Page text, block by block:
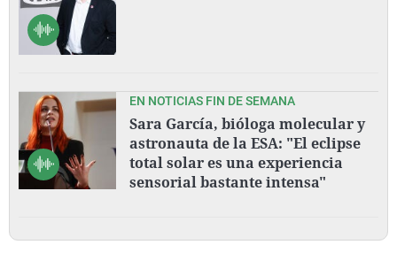
EN NOTICIAS FIN DE SEMANA
Sara García, bióloga molecular y
astronauta de la ESA: "El eclipse
total solar es una experiencia
sensorial bastante intensa"